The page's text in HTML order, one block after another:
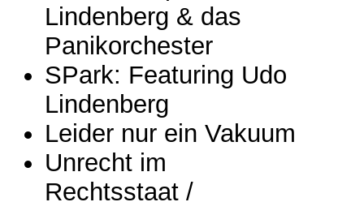
Lindenberg & das
Panikorchester
SPark: Featuring Udo
Lindenberg
Leider nur ein Vakuum
Unrecht im
Rechtsstaat /